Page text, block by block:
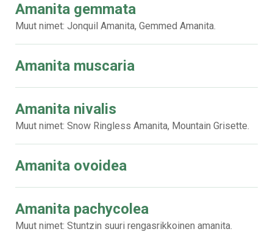
Amanita gemmata
Muut nimet: Jonquil Amanita, Gemmed Amanita.
Amanita muscaria
Amanita nivalis
Muut nimet: Snow Ringless Amanita, Mountain Grisette.
Amanita ovoidea
Amanita pachycolea
Muut nimet: Stuntzin suuri rengasrikkoinen amanita.